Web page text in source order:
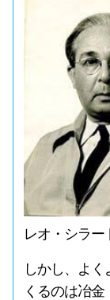
レオ・シラー
しかし、よ
くるのは冶